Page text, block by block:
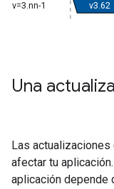
v=3.nn-1 v3.62
Una
Las
afectar tu
aplicación